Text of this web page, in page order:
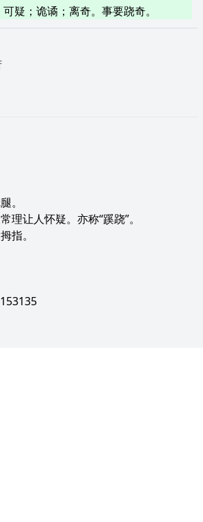
疑；诡谲；离奇。事要跷奇。
。
理让人怀疑。亦称“蹊跷”。
指。